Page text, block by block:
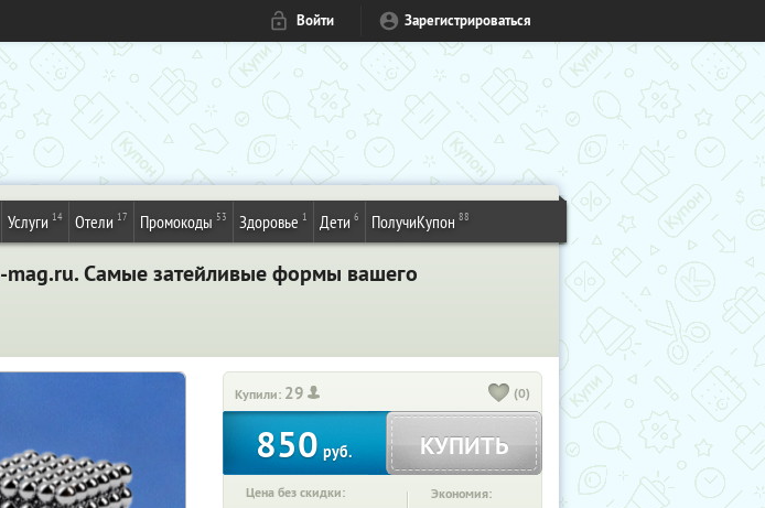
Войти Зарегистрироваться
Услуги 14 Отели 17 Промокоды 53 Здоровье 1 Дети 6 ПолучиКупон 88
mag.ru. Самые затейливые формы вашего
Купили: 29 (0)
850 руб. КУПИТЬ
Цена без скидки: Экономия: